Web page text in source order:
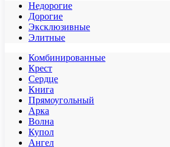
Недорогие
Дорогие
Эксклюзивные
Элитные
Комбинированные
Крест
Сердце
Книга
Прямоугольный
Арка
Волна
Купол
Ангел